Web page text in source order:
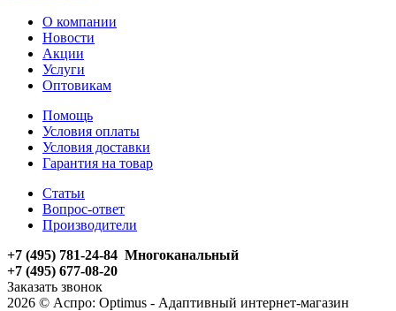
О компании
Новости
Акции
Услуги
Оптовикам
Помощь
Условия оплаты
Условия доставки
Гарантия на товар
Статьи
Вопрос-ответ
Производители
+7 (495) 781-24-84 Многоканальный
+7 (495) 677-08-20
Заказать звонок
2026 © Аспро: Optimus - Адаптивный интернет-магазин